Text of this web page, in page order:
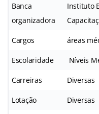
Banca
organizadora
Instituto
Cargos áreas
Escolaridade Níveis
Carreiras Diversas
Lotação Diversas